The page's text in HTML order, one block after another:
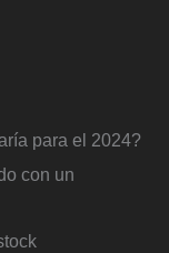
para el 2024?
con un